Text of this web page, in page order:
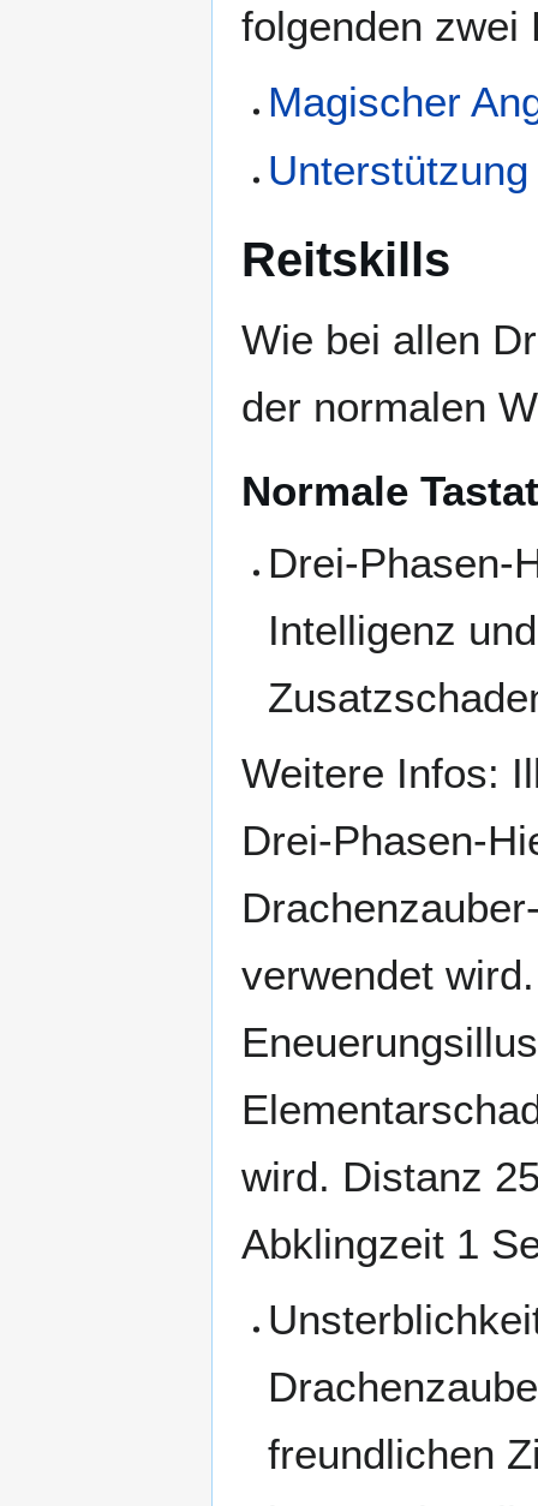
folgenden
Magischer
Unterstützung
Reitskills
Wie bei allen
der normalen
Normale
Drei-Phasen-
Intelligenz
Weitere Infos:
Drei-Phasen-
verwendet
wird. Distanz
Abklingzeit 1
freundlichen